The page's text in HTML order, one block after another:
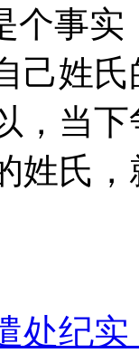
个事
己姓
，当
姓氏
纪实